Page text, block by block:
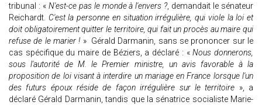
tribunal : «N'est-ce pas le monde à l'envers ?, demandait le sénateur
Reichardt. C'est la personne en situation irrégulière, qui viole la loi et
doit obligatoirement quitter le territoire, qui fait un procès au maire qui
refuse de le marier ! » Gérald Darmanin, sans se prononcer sur le
cas spécifique du maire de Béziers, a déclaré : «Nous donnerons,
sous l'autorité de M. le Premier ministre, un avis favorable à la
proposition de loi visant à interdire un mariage en France lorsque l'un
des futurs époux réside de façon irrégulière sur le territoire », a
déclaré Gérald Darmanin, tandis que la sénatrice socialiste Marie-